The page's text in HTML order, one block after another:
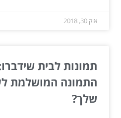
אוק 30, 2018
תמונות לבית
התמונה המושלמת
שלך?